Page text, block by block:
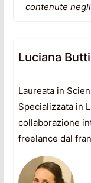
contenute
Luciana
Laureata in
Specializzata in
collaborazione
freelance dal